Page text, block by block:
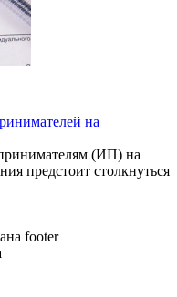
на
(ИП) на
предстоит столкнуться